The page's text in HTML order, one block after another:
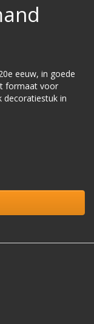
eeuw, in goede
formaat voor
decoratiestuk in